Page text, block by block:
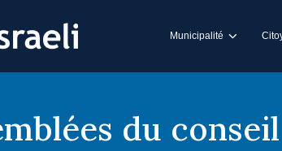
Municipalité
du conseil